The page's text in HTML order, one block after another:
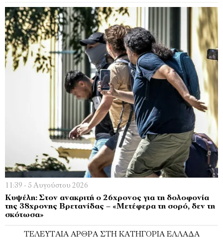
11:39 - 5 Αυγούστου 2026
Κυψέλη: Στον ανακριτή ο 26χρονος για τη δολοφονία
της 38χρονης Βρετανίδας – «Μετέφερα τη σορό, δεν τη
σκότωσα»
ΤΕΛΕΥΤΑΊΑ ΆΡΘΡΑ ΣΤΗ ΚΑΤΗΓΟΡΊΑ ΕΛΛΆΔΑ